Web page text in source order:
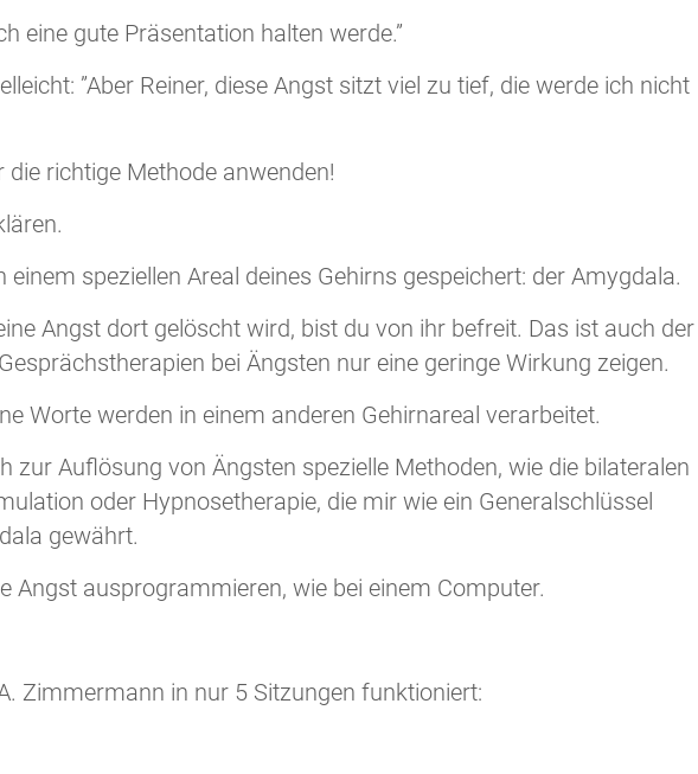
eine gute Präsentation halten werde.”
”Aber Reiner, diese Angst sitzt viel zu tief, die werde ich nicht
richtige Methode anwenden!
einem speziellen Areal deines Gehirns gespeichert: der Amygdala.
Angst dort gelöscht wird, bist du von ihr befreit. Das ist auch der
bei Ängsten nur eine geringe Wirkung zeigen.
Worte werden in einem anderen Gehirnareal verarbeitet.
zur Auflösung von Ängsten spezielle Methoden, wie die bilateralen
oder Hypnosetherapie, die mir wie ein Generalschlüssel
gewährt.
Angst ausprogrammieren, wie bei einem Computer.
Zimmermann in nur 5 Sitzungen funktioniert: